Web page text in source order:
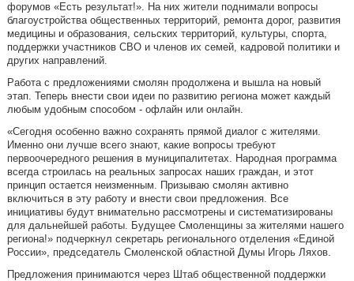
форумов «Есть результат!». На них жители поднимали вопросы
благоустройства общественных территорий, ремонта дорог, развития
медицины и образования, сельских территорий, культуры, спорта,
поддержки участников СВО и членов их семей, кадровой политики и
других направлений.
Работа с предложениями смолян продолжена и вышла на новый
этап. Теперь внести свои идеи по развитию региона может каждый
любым удобным способом - офлайн или онлайн.
«Сегодня особенно важно сохранять прямой диалог с жителями.
Именно они лучше всего знают, какие вопросы требуют
первоочередного решения в муниципалитетах. Народная программа
всегда строилась на реальных запросах наших граждан, и этот
принцип остается неизменным. Призываю смолян активно
включиться в эту работу и внести свои предложения. Все
инициативы будут внимательно рассмотрены и систематизированы
для дальнейшей работы. Будущее Смоленщины за жителями нашего
региона!» подчеркнул секретарь регионального отделения «Единой
России», председатель Смоленской областной Думы Игорь Ляхов.
Предложения принимаются через Штаб общественной поддержки